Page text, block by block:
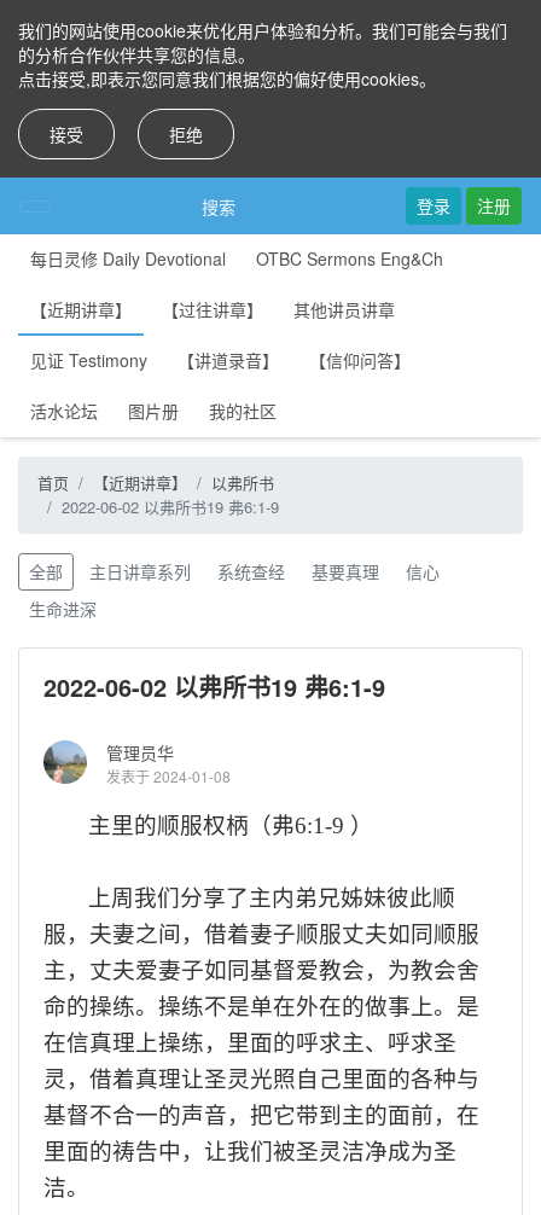
我们的网站使用cookie来优化用户体验和分析。我们可能会与我们
的分析合作伙伴共享您的信息。
点击接受,即表示您同意我们根据您的偏好使用cookies。
接受 拒绝
搜索 登录 注册
每日灵修 Daily Devotional OTBC Sermons Eng&Ch
【近期讲章】 【过往讲章】 其他讲员讲章
见证 Testimony 【讲道录音】 【信仰问答】
活水论坛 图片册 我的社区
首页 【近期讲章】
以弗所书
2022-06-02 以弗所书19 弗6:1-9
全部 主日讲章系列 系统查经 基要真理
信心
生命进深
2022-06-02 以弗所书19 弗6:1-9
管理员华
发表于 2024-01-08
主里的顺服权柄（弗6:1-9 ）
上周我们分享了主内弟兄姊妹彼此顺
服，夫妻之间，借着妻子顺服丈夫如同顺服
主，丈夫爱妻子如同基督爱教会，为教会舍
命的操练。 操练不是单在外在的做事 上。是
在信真理上操练， 里面的呼求主、 呼求圣
灵，借着真理让圣灵光照自己里面的各种与
基督不合一的声音， 把它带到主的面前， 在
里面的祷告中， 让我们被圣灵洁净成为圣
洁。